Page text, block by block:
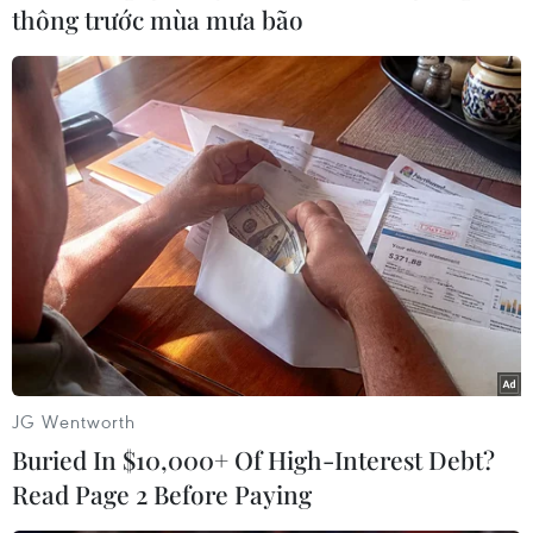
phát triển; tạo ra được ít nhất 10 công nghệ cao
đạt trình độtiên tiến trong khu vực... /.
(TTXVN/Vietnam+)
thông trước mùa mưa bão
JG Wentworth
Buried In $10,000+ Of High-Interest Debt?
Read Page 2 Before Paying